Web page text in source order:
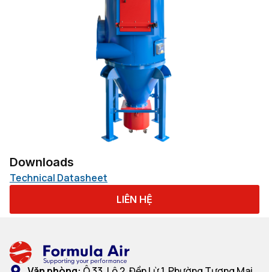
Downloads
Technical Datasheet
LIÊN HỆ